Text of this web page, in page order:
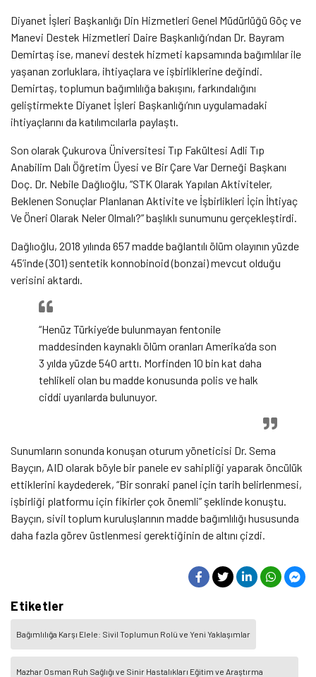
Diyanet İşleri Başkanlığı Din Hizmetleri Genel Müdürlüğü Göç ve
Manevi Destek Hizmetleri Daire Başkanlığı’ndan Dr. Bayram
Demirtaş ise, manevi destek hizmeti kapsamında bağımlılar ile
yaşanan zorluklara, ihtiyaçlara ve işbirliklerine değindi.
Demirtaş, toplumun bağımlılığa bakışını, farkındalığını
geliştirmekte Diyanet İşleri Başkanlığı’nın uygulamadaki
ihtiyaçlarını da katılımcılarla paylaştı.
Son olarak Çukurova Üniversitesi Tıp Fakültesi Adli Tıp
Anabilim Dalı Öğretim Üyesi ve Bir Çare Var Derneği Başkanı
Doç. Dr. Nebile Dağlıoğlu, “STK Olarak Yapılan Aktiviteler,
Beklenen Sonuçlar Planlanan Aktivite ve İşbirlikleri İçin İhtiyaç
Ve Öneri Olarak Neler Olmalı?” başlıklı sunumunu gerçekleştirdi.
Dağlıoğlu, 2018 yılında 657 madde bağlantılı ölüm olayının yüzde
45’inde (301) sentetik konnobinoid (bonzai) mevcut olduğu
verisini aktardı.
“Henüz Türkiye’de bulunmayan fentonile
maddesinden kaynaklı ölüm oranları Amerika’da son
3 yılda yüzde 540 arttı. Morfinden 10 bin kat daha
tehlikeli olan bu madde konusunda polis ve halk
ciddi uyarılarda bulunuyor.
Sunumların sonunda konuşan oturum yöneticisi Dr. Sema
Bayçın, AID olarak böyle bir panele ev sahipliği yaparak öncülük
ettiklerini kaydederek, “Bir sonraki panel için tarih belirlenmesi,
işbirliği platformu için fikirler çok önemli” şeklinde konuştu.
Bayçın, sivil toplum kuruluşlarının madde bağımlılığı hususunda
daha fazla görev üstlenmesi gerektiğinin de altını çizdi.
Etiketler
Bağımlılığa Karşı Elele: Sivil Toplumun Rolü ve Yeni Yaklaşımlar
Mazhar Osman Ruh Sağlığı ve Sinir Hastalıkları Eğitim ve Araştırma